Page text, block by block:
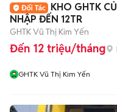
KHO GHTK
NHẬP ĐẾN 12TR
GHTK Vũ Thị Kim Yến
Đến 12 triệu/tháng
GHTK Vũ Thị Kim Yến